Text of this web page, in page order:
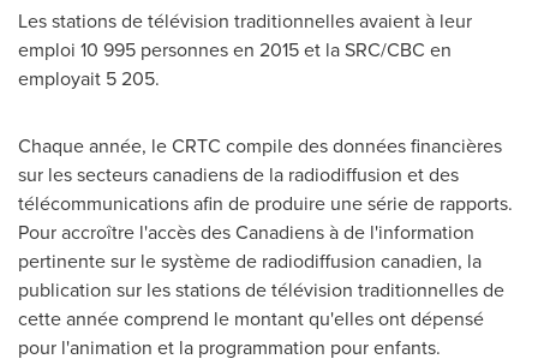
Les stations de télévision traditionnelles avaient à leur
emploi 10 995 personnes en 2015 et la SRC/CBC en
employait 5 205.
Chaque année, le CRTC compile des données financières
sur les secteurs canadiens de la radiodiffusion et des
télécommunications afin de produire une série de rapports.
Pour accroître l'accès des Canadiens à de l'information
pertinente sur le système de radiodiffusion canadien, la
publication sur les stations de télévision traditionnelles de
cette année comprend le montant qu'elles ont dépensé
pour l'animation et la programmation pour enfants.